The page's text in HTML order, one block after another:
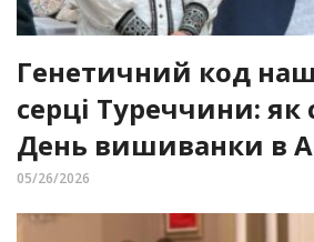
Генетичний код
серці Туреччини: як
День вишиванки в
05/26/2026